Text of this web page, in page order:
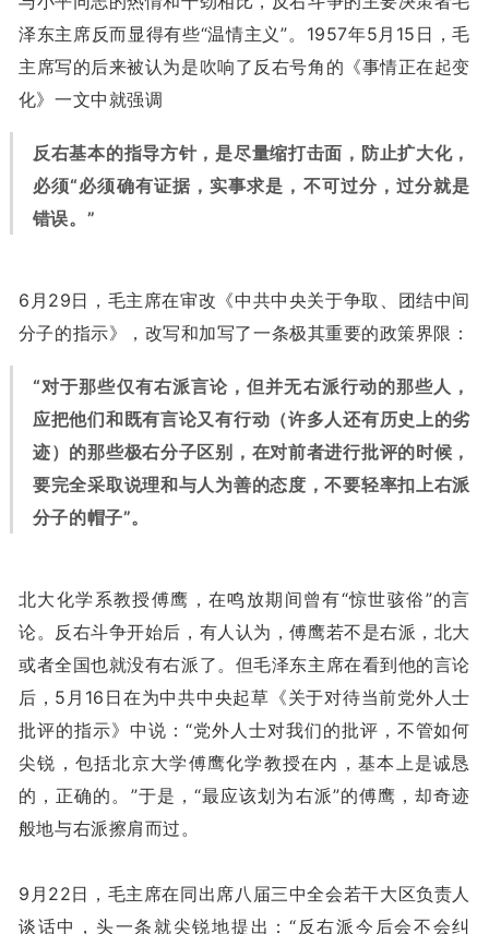
泽东主席反而显得有些“温情主义”。1957年5月15日，毛
主席写的后来被认为是吹响了反右号角的《事情正在起变
化》一文中就强调
反右基本的指导方针，是尽量缩打击面，防止扩大化，
必须“必须确有证据，实事求是，不可过分，过分就是
错误。”
6月29日，毛主席在审改《中共中央关于争取、团结中间
分子的指示》，改写和加写了一条极其重要的政策界限：
“对于那些仅有右派言论，但并无右派行动的那些人，
应把他们和既有言论又有行动（许多人还有历史上的劣
迹）的那些极右分子区别，在对前者进行批评的时候，
要完全采取说理和与人为善的态度，不要轻率扣上右派
分子的帽子”。
北大化学系教授傅鹰，在鸣放期间曾有“惊世骇俗”的言
论。反右斗争开始后，有人认为，傅鹰若不是右派，北大
或者全国也就没有右派了。但毛泽东主席在看到他的言论
后，5月16日在为中共中央起草《关于对待当前党外人士
批评的指示》中说：“党外人士对我们的批评，不管如何
尖锐，包括北京大学傅鹰化学教授在内，基本上是诚恳
的，正确的。”于是，“最应该划为右派”的傅鹰，却奇迹
般地与右派擦肩而过。
9月22日，毛主席在同出席八届三中全会若干大区负责人
谈话中，头一条就尖锐地提出：“反右派今后会不会纠